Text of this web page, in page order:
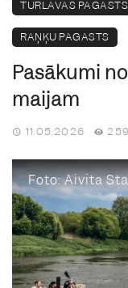
TURLAVAS PAGASTS
RAŅĶU PAGASTS
Pasākumi
maijam
11.05.2026
Foto: Aivita